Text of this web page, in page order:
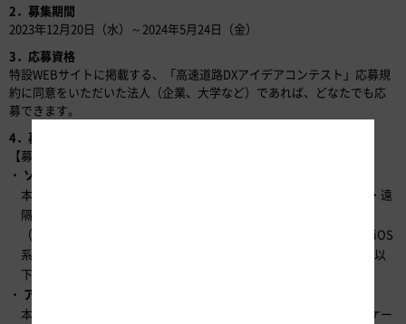
2．募集期間
2023年12月20日（水）～2024年5月24日（金）
3．応募資格
特設WEBサイトに掲載する、「高速道路DXアイデアコンテスト」応募規
約に同意をいただいた法人（企業、大学など）であれば、どなたでも応
募できます。
4．募集部門および募集テーマ
【募集部門（2部門）】
ソリューション部門
本コンテストでの提供データを1種類以上用いて、技術（画像解析・遠
隔モニタリング・ロボティクス技術など）またはアプリケーション
（WEBサービス、Android系スマートフォン・タブレットアプリ、iOS
系スマートフォン・タブレットアプリ）を用いたソリューション（以
下の募集テーマに合致）を募集するもの
アイデア部門
本コンテストでの提供データを1種類以上用いて、技術化やアプリケー